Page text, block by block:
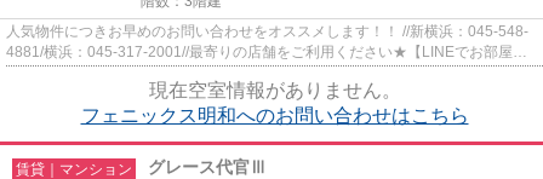
人気物件につきお早めのお問い合わせをオススメします！！ //新横浜：045-548-
4881/横浜：045-317-2001//最寄りの店舗をご利用ください★【LINEでお部屋探
現在空室情報がありません。
フェニックス明和へのお問い合わせはこちら
賃貸｜マンション グレース代官Ⅲ